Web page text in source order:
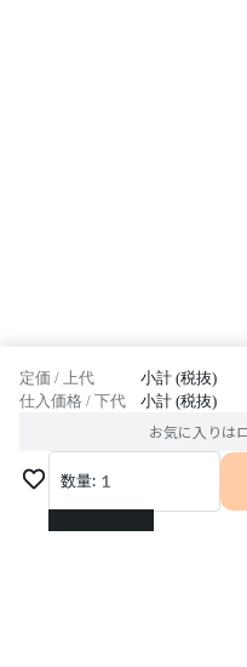
定価 / 上代 小計 (税抜)
仕入価格 / 下代 小計 (税抜)
お気に入りは
数量: 1
1